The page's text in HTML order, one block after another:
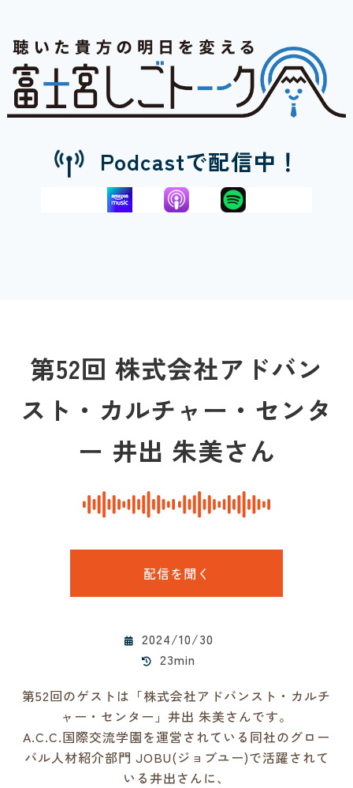
Podcastで配信中！
第52回 株式会社アドバン
スト・カルチャー・センタ
ー 井出 朱美さん
配信を聞く
2024/10/30
23min
第52回のゲストは「株式会社アドバンスト・カルチ
ャー・センター」井出 朱美さんです。
A.C.C.国際交流学園を運営されている同社のグロー
バル人材紹介部門 JOBU(ジョブユー)で活躍されて
いる井出さんに、